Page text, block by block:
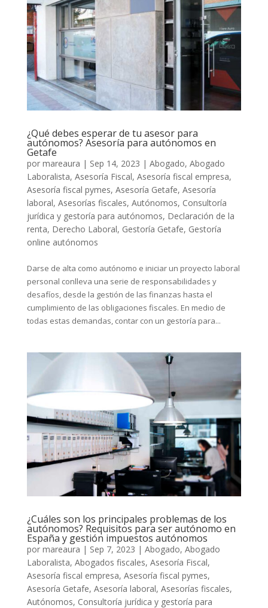
¿Qué debes esperar de tu asesor para
autónomos? Asesoría para autónomos en
Getafe
por mareaura | Sep 14, 2023 | Abogado, Abogado
Laboralista, Asesoría Fiscal, Asesoría fiscal empresa,
Asesoría fiscal pymes, Asesoría Getafe, Asesoría
laboral, Asesorías fiscales, Autónomos, Consultoría
jurídica y gestoría para autónomos, Declaración de la
renta, Derecho Laboral, Gestoría Getafe, Gestoría
online autónomos
Darse de alta como autónomo e iniciar un proyecto laboral
personal conlleva una serie de responsabilidades y
desafíos, desde la gestión de las finanzas hasta el
cumplimiento de las obligaciones fiscales. En medio de
todas estas demandas, contar con un gestoría para...
¿Cuáles son los principales problemas de los
autónomos? Requisitos para ser autónomo en
España y gestión impuestos autónomos
por mareaura | Sep 7, 2023 | Abogado, Abogado
Laboralista, Abogados fiscales, Asesoría Fiscal,
Asesoría fiscal empresa, Asesoría fiscal pymes,
Asesoría Getafe, Asesoría laboral, Asesorías fiscales,
Autónomos, Consultoría jurídica y gestoría para